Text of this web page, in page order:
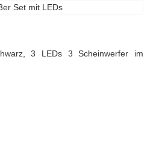
3 LEDs 3 Scheinwerfer im